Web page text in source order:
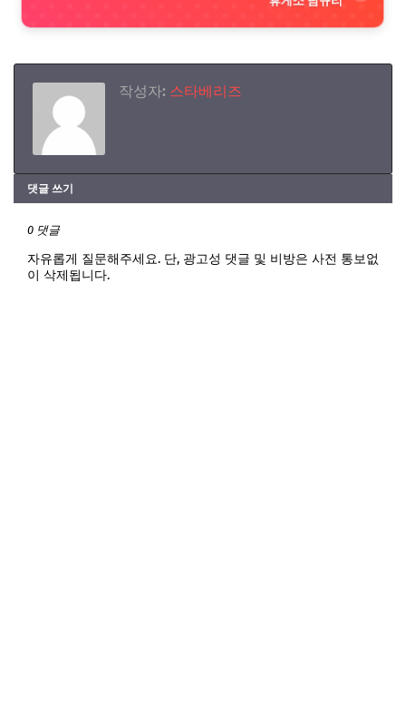
작성자: 스타베리즈
댓글 쓰기
0 댓글
자유롭게 질문해주세요. 단, 광고성 댓글 및 비방은 사전 통보없
이 삭제됩니다.